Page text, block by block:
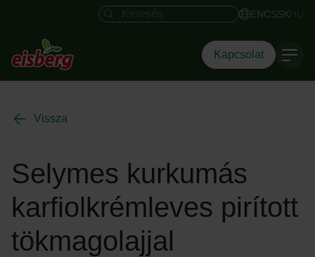
Keresés mező ENCSSK
Kapcsolat
Vissza
Selymes kurkumás
karfiolkrémleves pirított
tökmagolajjal